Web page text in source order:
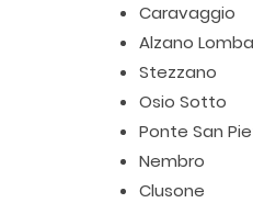
Caravaggio
Alzano
Stezzano
Osio Sotto
Ponte San
Nembro
Clusone